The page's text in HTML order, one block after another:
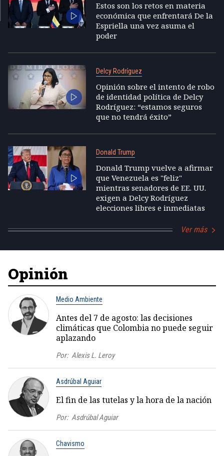
Estos son los retos en materia
económica que enfrentará De la
Espriella una vez asuma el
poder
Delcy Rodríguez
Opinión sobre el intento de robo
de identidad política de Delcy
Rodríguez: “estamos seguros
que no tendrá éxito”
Donald Trump
Donald Trump vuelve a afirmar
que Venezuela es "feliz"
mientras senadores de EE. UU.
exigen a Delcy Rodríguez
elecciones libres e inmediatas
Ver más
Opinión
Medio Ambiente
Antes del 7 de agosto: las decisiones
climáticas que Colombia no puede seguir
aplazando
Por: Alexis L. Leroy
Asdrúbal Aguiar
El fin de las tutelas y la hora de la nación
Por: Asdrúbal Aguiar
Chavismo